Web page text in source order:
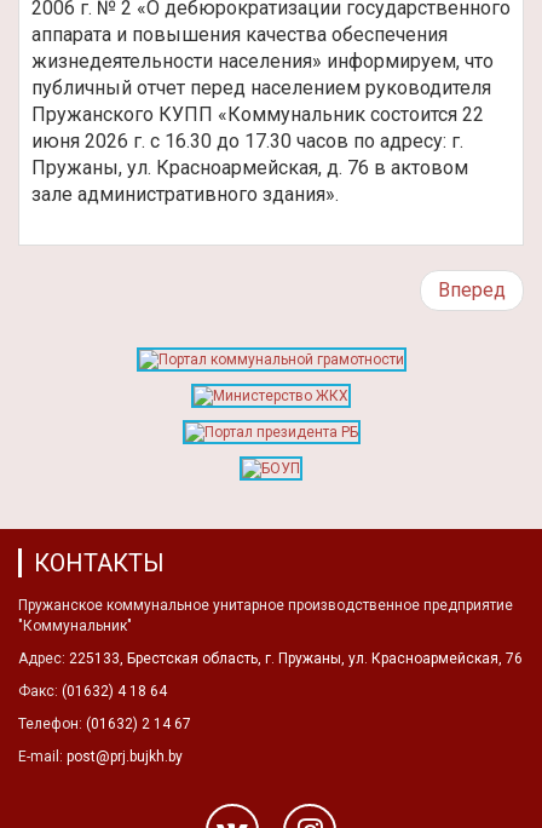
2006 г. № 2 «О дебюрократизации государственного
аппарата и повышения качества обеспечения
жизнедеятельности населения» информируем, что
публичный отчет перед населением руководителя
Пружанского КУПП «Коммунальник состоится 22
июня 2026 г. с 16.30 до 17.30 часов по адресу: г.
Пружаны, ул. Красноармейская, д. 76 в актовом
зале административного здания».
Вперед
КОНТАКТЫ
Пружанское коммунальное унитарное производственное предприятие
"Коммунальник"
Адрес: 225133, Брестская область, г. Пружаны, ул. Красноармейская, 76
Факс: (01632) 4 18 64
Телефон: (01632) 2 14 67
E-mail: post@prj.bujkh.by